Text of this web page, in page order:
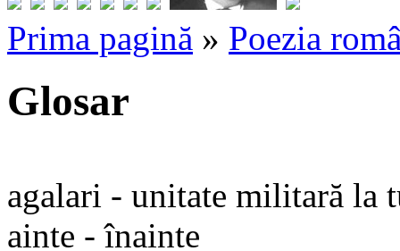
Prima pagină » Poezia
Glosar
agalari - unitate militară la
ainte - înainte